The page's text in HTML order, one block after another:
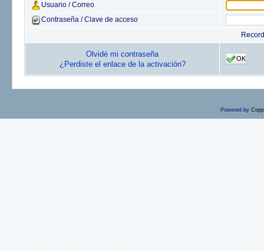
Usuario / Correo
Contraseña / Clave de acceso
Olvidé mi contraseña
¿Perdiste el enlace de la activación?
OK
Powered by